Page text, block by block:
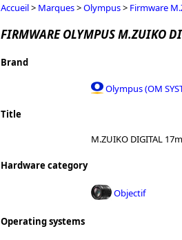
Accueil> Marques>Olympus> Firmware
FIRMWARE OLYMPUS M.ZUIKO
Brand
Olympus (OM
Title
M.ZUIKO DIGITAL
Hardware category
Objectif
Operating systems